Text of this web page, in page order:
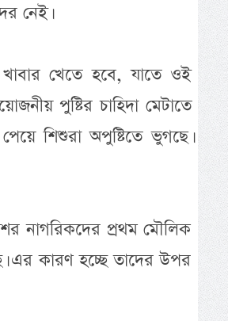
নেই।
খাবার খেতে হবে, যাতে ওই
পুষ্টির চাহিদা মেটাতে
শিশুরা অপুষ্টিতে ভুগছে।
নাগরিকদের প্রথম মৌলিক
এর কারণ হচ্ছে তাদের উপর